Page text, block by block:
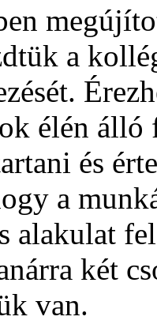
a
élén álló
és
a
alakulat
két
van.